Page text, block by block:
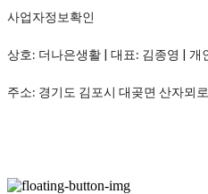
사업자정보확인
상호: 더나은생활 | 대표: 김종영 |
주소: 경기도 김포시 대곶면 산자뫼